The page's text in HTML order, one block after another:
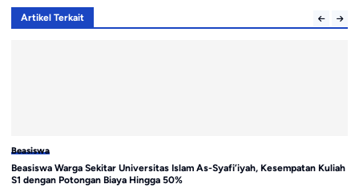
Artikel Terkait
Beasiswa
Beasiswa Warga Sekitar Universitas Islam As-Syafi’iyah, Kesempatan Kuliah
S1 dengan Potongan Biaya Hingga 50%